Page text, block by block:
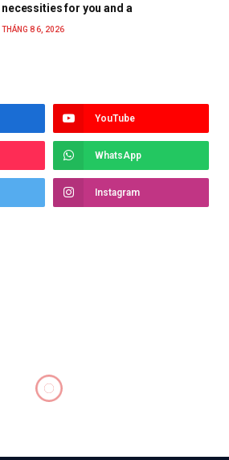
necessities for you and a
THÁNG 8 6, 2026
YouTube
WhatsApp
Instagram